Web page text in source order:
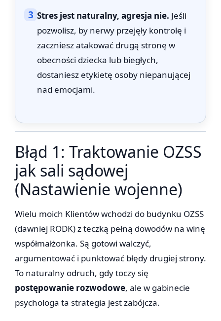
3 Stres jest naturalny, agresja nie. Jeśli
pozwolisz, by nerwy przejęły kontrolę i
zaczniesz atakować drugą stronę w
obecności dziecka lub biegłych,
dostaniesz etykietę osoby niepanującej
nad emocjami.
Błąd 1: Traktowanie OZSS
jak sali sądowej
(Nastawienie wojenne)
Wielu moich Klientów wchodzi do budynku OZSS
(dawniej RODK) z teczką pełną dowodów na winę
współmałżonka. Są gotowi walczyć,
argumentować i punktować błędy drugiej strony.
To naturalny odruch, gdy toczy się
postępowanie rozwodowe, ale w gabinecie
psychologa ta strategia jest zabójcza.